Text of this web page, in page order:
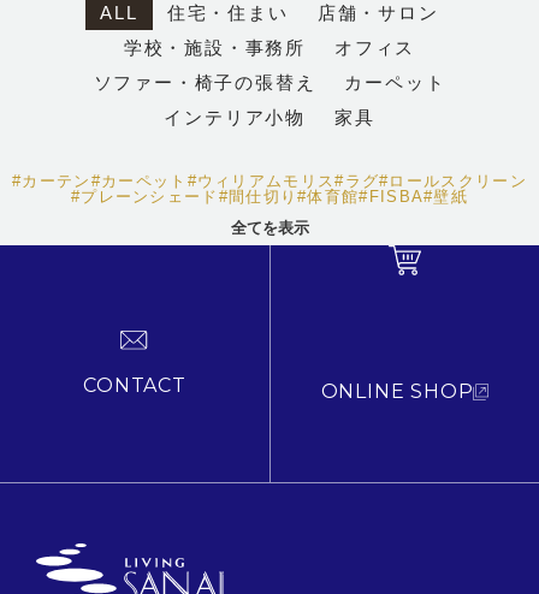
ALL 住宅・住まい
店舗・サロン
学校・施設・事務所
オフィス
ソファー・椅子の張替え
カーペット
インテリア小物
家具
#カーテン #カーペット #ウィリアムモリス#ラグ#ロールスクリーン
#プレーンシェード #間仕切り#体育館#FISBA#壁紙
全てを表示
CONTACT ONLINE SHOP